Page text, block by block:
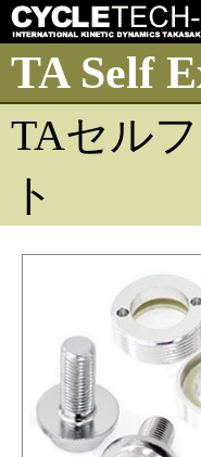
TA Self
TAセル
ト